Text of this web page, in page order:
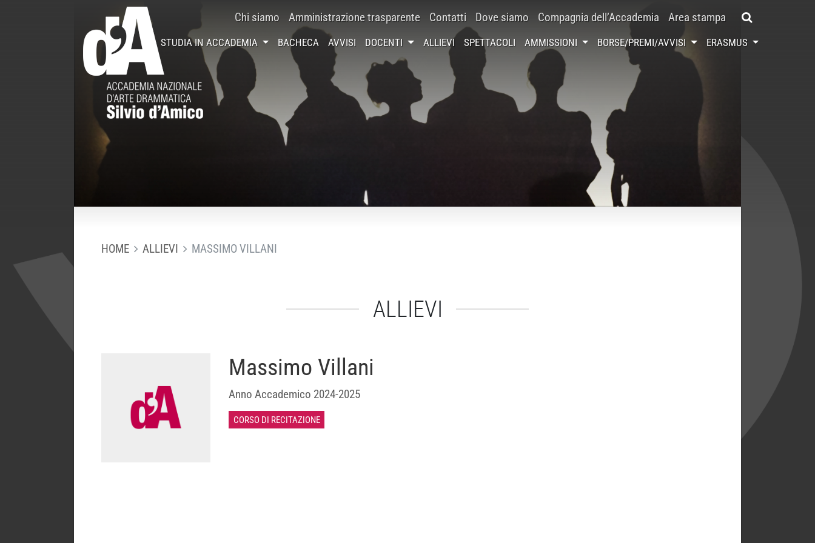
Chi siamo Amministrazione trasparente Contatti Dove siamo Compagnia dell’Accademia Area stampa
STUDIA IN ACCADEMIA BACHECA AVVISI DOCENTI ALLIEVI SPETTACOLI AMMISSIONI BORSE/PREMI/AVVISI ERASMUS
HOME ALLIEVI MASSIMO VILLANI
ALLIEVI
Massimo Villani
Anno Accademico 2024-2025
CORSO DI RECITAZIONE